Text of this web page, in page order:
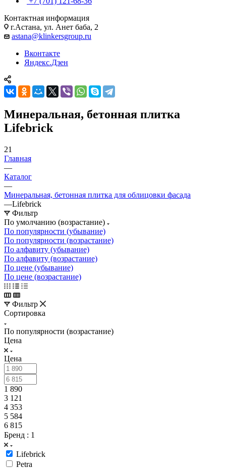
Контактная информация
г.Астана, ул. Анет баба, 2
astana@klinkersgroup.ru
Вконтакте
Яндекс.Дзен
Минеральная, бетонная плитка
Lifebrick
21
Главная
—
Каталог
—
Минеральная, бетонная плитка для облицовки фасада
—Lifebrick
Фильтр
По умолчанию (возрастание)
По популярности (убывание)
По популярности (возрастание)
По алфавиту (убывание)
По алфавиту (возрастание)
По цене (убывание)
По цене (возрастание)
Фильтр
Сортировка
По популярности (возрастание)
Цена
Цена
1 890
3 121
4 353
5 584
6 815
Бренд : 1
Lifebrick
Petra